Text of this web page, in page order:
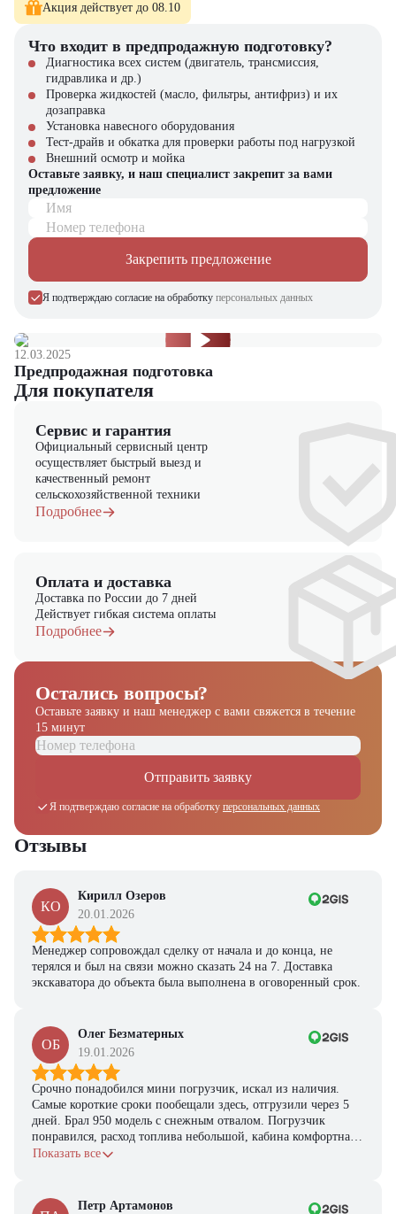
Японское качество и надежные комплектующие
Универсальность для разных условий работы
Простота в управлении и обучении персонала
Оптимальное соотношение цены и ресурса
Купить бензиновый вилочный погрузчик TCM FG35T3 в
компании "ЦТО"
Компания "ЦТО" – официальный дилер техники TCM,
предлагающий новые модели складского оборудования с гарантией.
У нас вы найдете: широкий выбор спецтехники, вилочных
погрузчиков, малой складской техники, навесного оборудования,
запчасти для долгосрочной эксплуатации, профессиональные
консультации по выбору техники.
Мы осуществляем быструю доставку по всей России и
обеспечиваем сервисное обслуживание и ремонт.
заказа!
Выбирайте надежность и качество – выбирайте TCM FG35T3 в
"ЦТО"!
Акция действует до 08.10
Что входит в предпродажную подготовку?
Диагностика всех систем (двигатель, трансмиссия,
гидравлика и др.)
Проверка жидкостей (масло, фильтры, антифриз) и их
дозаправка
Установка навесного оборудования
Тест-драйв и обкатка для проверки работы под нагрузкой
Внешний осмотр и мойка
Оставьте заявку, и наш специалист закрепит за вами
предложение
Имя
Номер телефона
Закрепить предложение
Я подтверждаю согласие на обработку персональных данных
12.03.2025
Предпродажная подготовка
Для покупателя
Сервис и гарантия
Официальный сервисный центр
осуществляет быстрый выезд и
качественный ремонт
сельскохозяйственной техники
Подробнее
Оплата и доставка
Доставка по России до 7 дней
Действует гибкая система оплаты
Подробнее
Остались вопросы?
Оставьте заявку и наш менеджер с вами свяжется в течение
15 минут
Отправить заявку
Я подтверждаю согласие на обработку персональных данных
Отзывы
КО
Кирилл Озеров
20.01.2026
Менеджер сопровождал сделку от начала и до конца, не
терялся и был на связи можно сказать 24 на 7. Доставка
экскаватора до объекта была выполнена в оговоренный срок.
ОБ
Олег Безматерных
19.01.2026
Срочно понадобился мини погрузчик, искал из наличия.
Самые короткие сроки пообещали здесь, отгрузили через 5
дней. Брал 950 модель с снежным отвалом. Погрузчик
понравился, расход топлива небольшой, кабина комфортная,
с задачами справляется.
Показать все
Петр Артамонов